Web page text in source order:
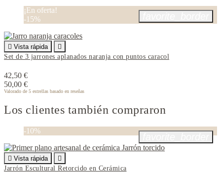
¡En oferta!
-15%
 Vista rápida

Set de 3 jarrones aplanados naranja con puntos caracol
42,50 €
50,00 €
Valorado de 5 estrellas basado en reseñas
Los clientes también compraron
-10%
 Vista rápida

Jarrón Escultural Retorcido en Cerámica